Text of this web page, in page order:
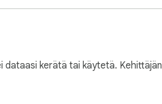
dataasi kerätä tai käytetä. Kehittäjän